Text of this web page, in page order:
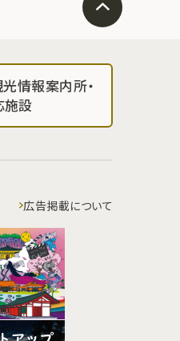
情報案内所・
施設
広告掲載について